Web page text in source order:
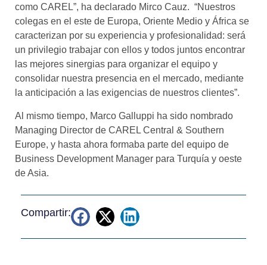
como CAREL”, ha declarado Mirco Cauz. “Nuestros
colegas en el este de Europa, Oriente Medio y África se
caracterizan por su experiencia y profesionalidad: será
un privilegio trabajar con ellos y todos juntos encontrar
las mejores sinergias para organizar el equipo y
consolidar nuestra presencia en el mercado, mediante
la anticipación a las exigencias de nuestros clientes”.
Al mismo tiempo, Marco Galluppi ha sido nombrado
Managing Director de CAREL Central & Southern
Europe, y hasta ahora formaba parte del equipo de
Business Development Manager para Turquía y oeste
de Asia.
Compartir: